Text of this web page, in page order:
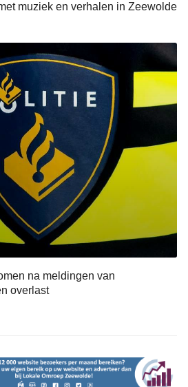
muziek en verhalen in Zeewolde
na meldingen van
overlast